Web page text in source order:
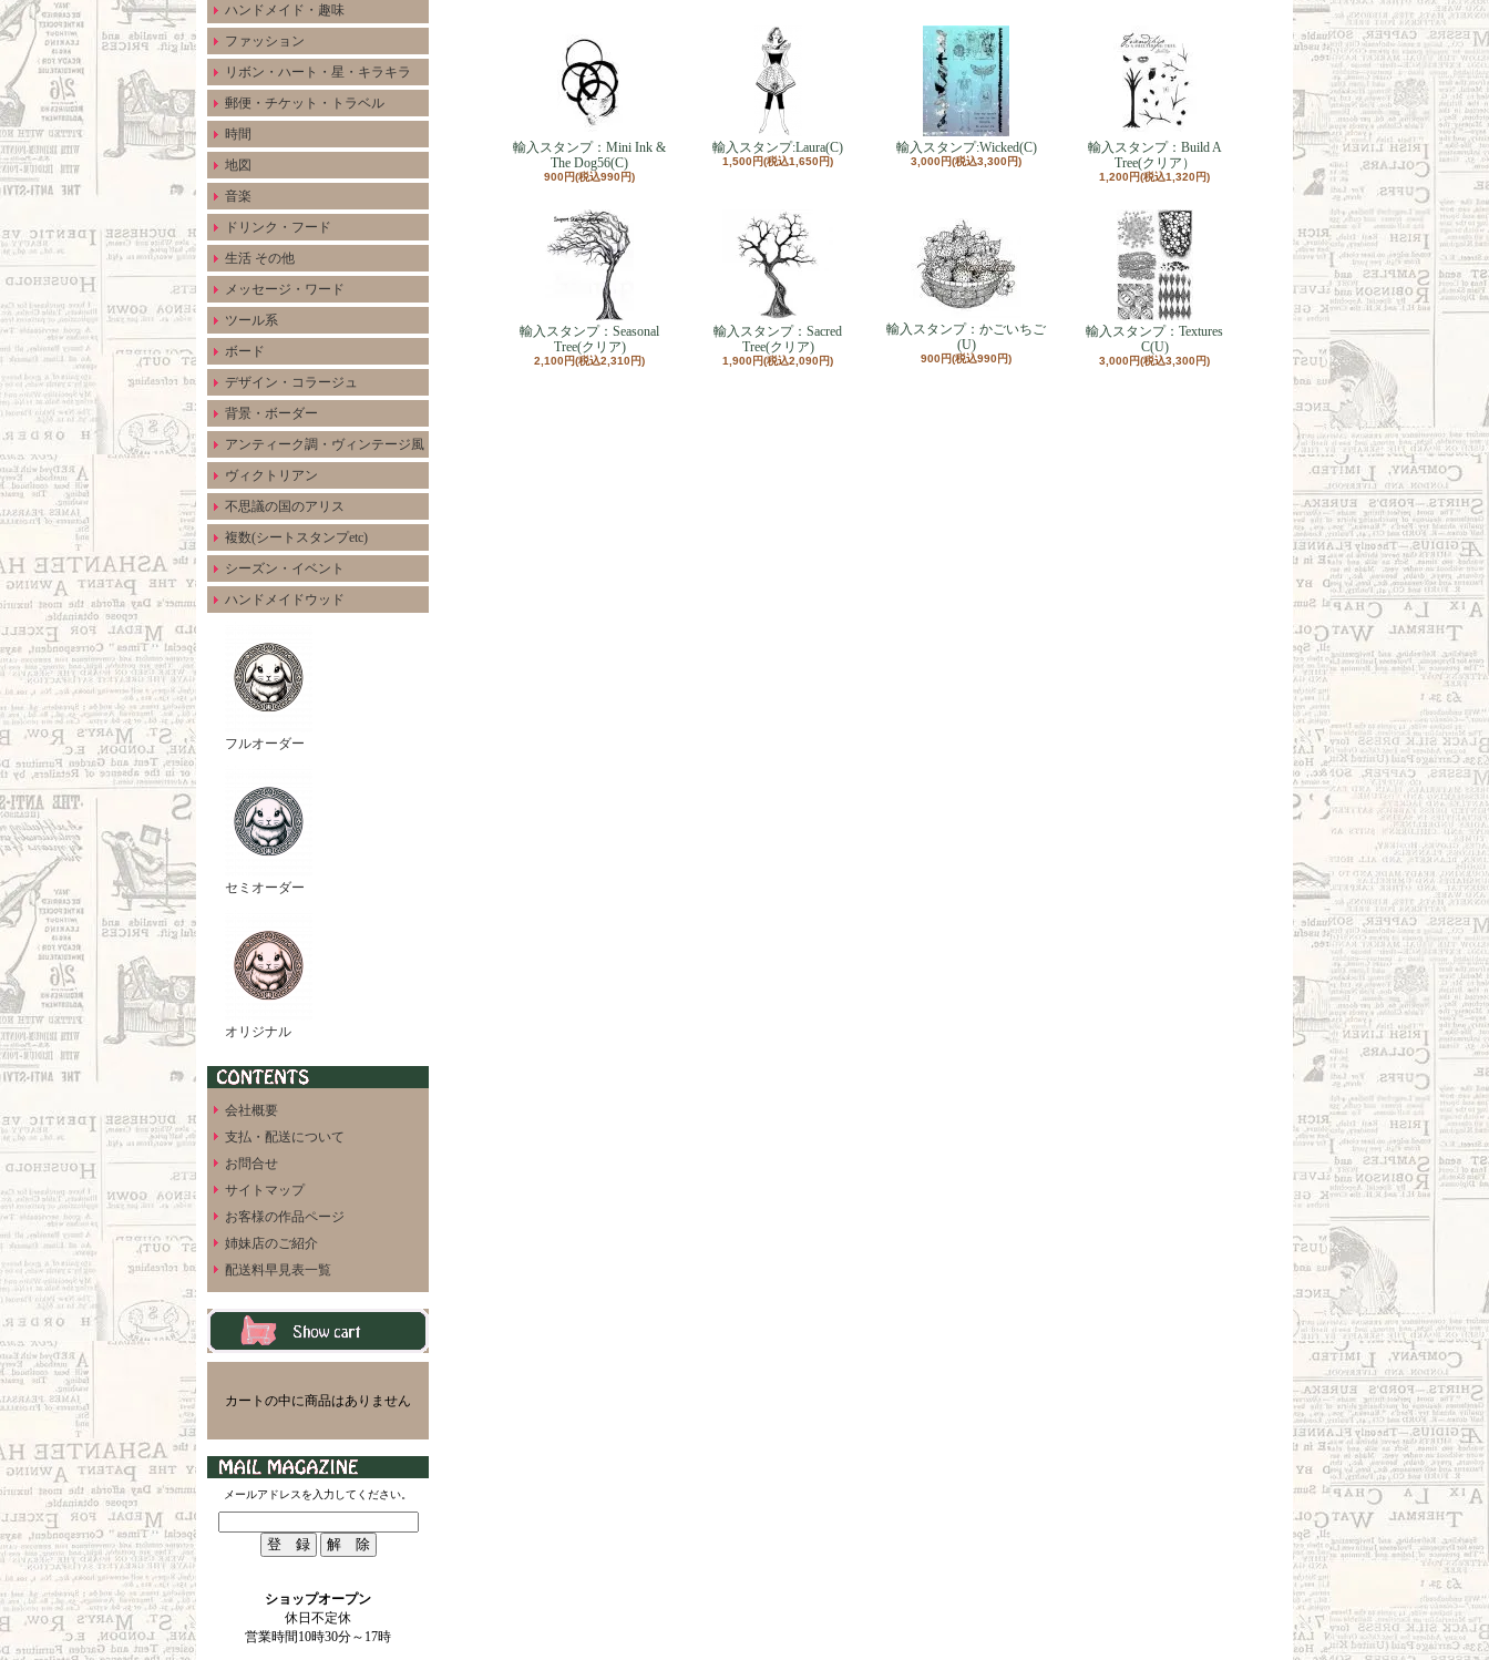
ハンドメイド・趣味
ファッション
リボン・ハート・星・キラキラ
郵便・チケット・トラベル
時間
地図
音楽
ドリンク・フード
生活 その他
メッセージ・ワード
ツール系
ボード
デザイン・コラージュ
背景・ボーダー
アンティーク調・ヴィンテージ風
ヴィクトリアン
不思議の国のアリス
複数(シートスタンプetc)
シーズン・イベント
ハンドメイドウッド
フルオーダー
セミオーダー
オリジナル
会社概要
支払・配送について
お問合せ
サイトマップ
お客様の作品ページ
姉妹店のご紹介
配送料早見表一覧
カートの中に商品はありません
メールアドレスを入力してください。
ショップオープン
休日不定休
営業時間10時30分～17時
輸入スタンプ：Mini Ink &
The Dog56(C)
900円(税込990円)
輸入スタンプ:Laura(C)
1,500円(税込1,650円)
輸入スタンプ:Wicked(C)
3,000円(税込3,300円)
輸入スタンプ：Build A
Tree(クリア）
1,200円(税込1,320円)
輸入スタンプ：Seasonal
Tree(クリア)
2,100円(税込2,310円)
輸入スタンプ：Sacred
Tree(クリア)
1,900円(税込2,090円)
輸入スタンプ：かごいちご
(U)
900円(税込990円)
輸入スタンプ：Textures
C(U)
3,000円(税込3,300円)